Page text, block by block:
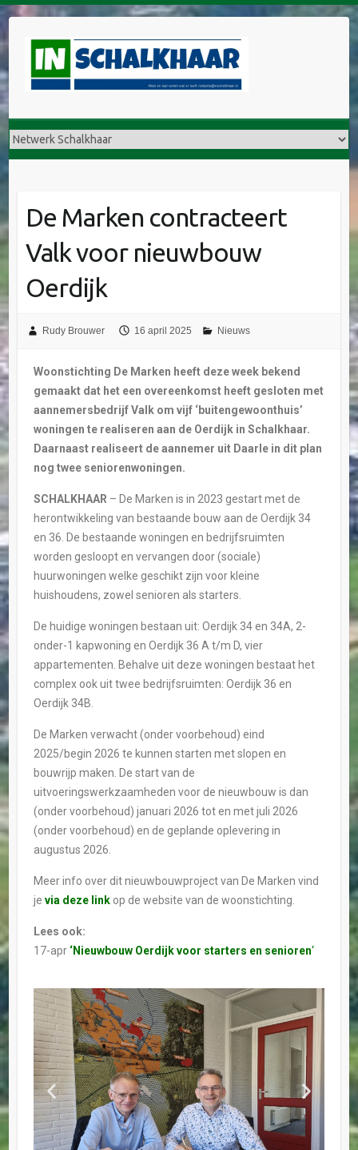
De Marken contracteert
Valk voor nieuwbouw
Oerdijk
Rudy Brouwer 16 april 2025 Nieuws
Woonstichting De Marken heeft deze week bekend
gemaakt dat het een overeenkomst heeft gesloten met
aannemersbedrijf Valk om vijf ‘buitengewoonthuis’
woningen te realiseren aan de Oerdijk in Schalkhaar.
Daarnaast realiseert de aannemer uit Daarle in dit plan
nog twee seniorenwoningen.
SCHALKHAAR – De Marken is in 2023 gestart met de
herontwikkeling van bestaande bouw aan de Oerdijk 34
en 36. De bestaande woningen en bedrijfsruimten
worden gesloopt en vervangen door (sociale)
huurwoningen welke geschikt zijn voor kleine
huishoudens, zowel senioren als starters.
De huidige woningen bestaan uit: Oerdijk 34 en 34A, 2-
onder-1 kapwoning en Oerdijk 36 A t/m D, vier
appartementen. Behalve uit deze woningen bestaat het
complex ook uit twee bedrijfsruimten: Oerdijk 36 en
Oerdijk 34B.
De Marken verwacht (onder voorbehoud) eind
2025/begin 2026 te kunnen starten met slopen en
bouwrijp maken. De start van de
uitvoeringswerkzaamheden voor de nieuwbouw is dan
(onder voorbehoud) januari 2026 tot en met juli 2026
(onder voorbehoud) en de geplande oplevering in
augustus 2026.
Meer info over dit nieuwbouwproject van De Marken vind
je via deze linkop de website van de woonstichting.
Lees ook:
17-apr ‘Nieuwbouw Oerdijk voor starters en senioren‘